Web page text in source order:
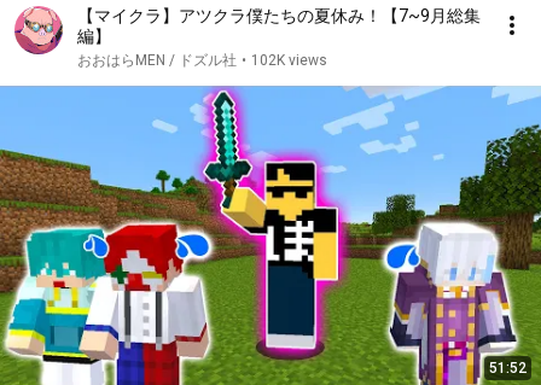
【マイクラ】アツクラ僕たちの夏休み！【7~9月総集
編】
おおはらMEN / ドズル社 • 102K views
51:52